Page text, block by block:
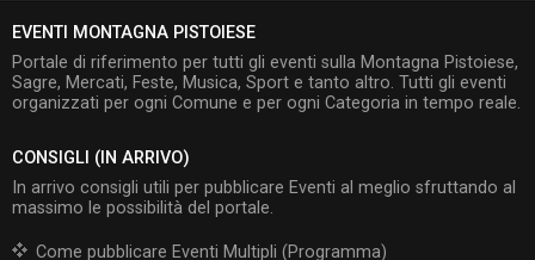
EVENTI MONTAGNA PISTOIESE
Portale di riferimento per tutti gli eventi sulla Montagna Pistoiese,
Sagre, Mercati, Feste, Musica, Sport e tanto altro. Tutti gli eventi
organizzati per ogni Comune e per ogni Categoria in tempo reale.
CONSIGLI (IN ARRIVO)
In arrivo consigli utili per pubblicare Eventi al meglio sfruttando al
massimo le possibilità del portale.
Come pubblicare Eventi Multipli (Programma)